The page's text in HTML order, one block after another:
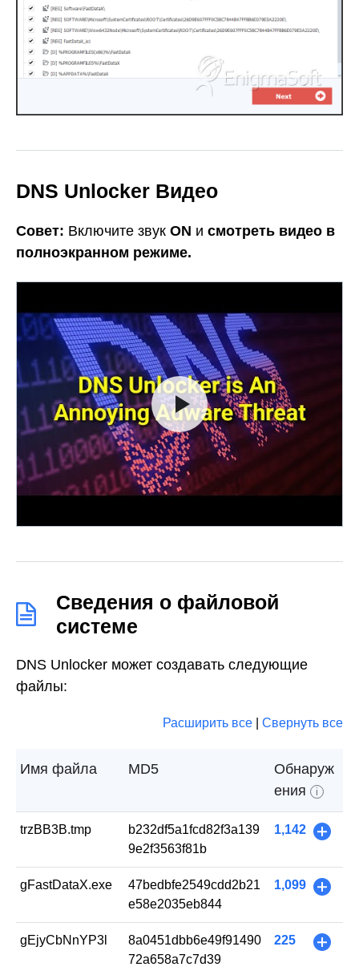
DNS Unlocker Видео
Совет: Включите звук ON и смотреть видео в
полноэкранном режиме.
Сведения о файловой
системе
DNS Unlocker может создавать следующие
файлы:
Расширить все Свернуть все
Имя файла MD5
Обнаруж
ения
i
trzBB3B.tmp
b232df5a1fcd82f3a139
9e2f3563f81b
1,142 +
gFastDataX.exe
47bedbfe2549cdd2b21
e58e2035eb844
1,099 +
gEjyCbNnYP3l
8a0451dbb6e49f91490
72a658a7c7d39
225 +